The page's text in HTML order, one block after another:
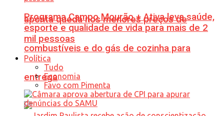
aponta queda nos menores preços de
combustíveis e do gás de cozinha para
entrega
Programa Campo Mourão + Ativa leva saúde,
esporte e qualidade de vida para mais de 2
mil pessoas
Política
Tudo
Economia
Favo com Pimenta